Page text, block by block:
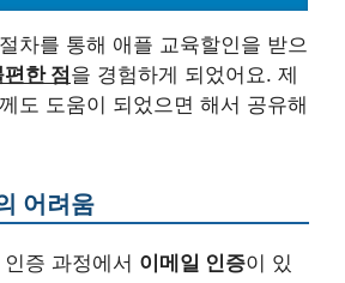
차를 통해 애플 교육할인을 받으
편한 점을 경험하게 되었어요. 제
도 도움이 되었으면 해서 공유해
어려움
증 과정에서 이메일 인증이 있